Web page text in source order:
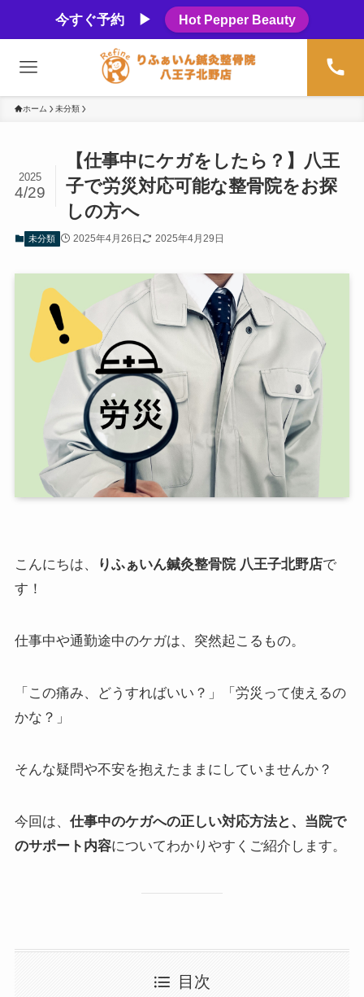
今すぐ予約 ▶ Hot Pepper Beauty
ホーム 未分類
【仕事中にケガをしたら？】八王
子で労災対応可能な整骨院をお探
しの方へ
2025
4/29
未分類 2025年4月26日 2025年4月29日
こんにちは、 りふぁいん鍼灸整骨院 八王子北野店で
す！
仕事中や通勤途中のケガは、突然起こるもの。
「この痛み、どうすればいい？」「労災って使えるの
かな？」
そんな疑問や不安を抱えたままにしていませんか？
今回は、 仕事中のケガへの正しい対応方法と、当院で
のサポート内容についてわかりやすくご紹介します。
目次